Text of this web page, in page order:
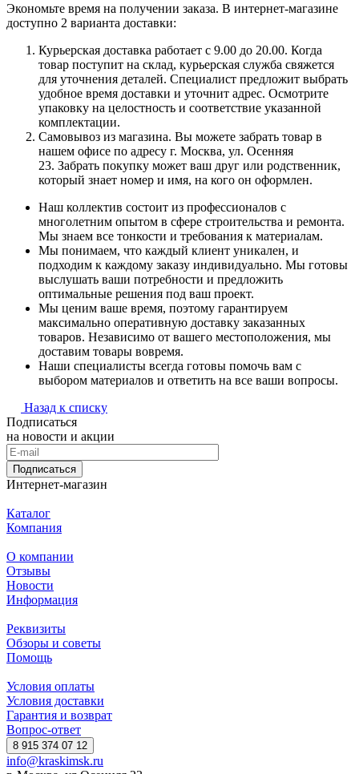
Экономьте время на получении заказа. В интернет-магазине
доступно 2 варианта доставки:
Курьерская доставка работает с 9.00 до 20.00. Когда
товар поступит на склад, курьерская служба свяжется
для уточнения деталей. Специалист предложит выбрать
удобное время доставки и уточнит адрес. Осмотрите
упаковку на целостность и соответствие указанной
комплектации.
Самовывоз из магазина. Вы можете забрать товар в
нашем офисе по адресу г. Москва, ул. Осенняя
23. Забрать покупку может ваш друг или родственник,
который знает номер и имя, на кого он оформлен.
Наш коллектив состоит из профессионалов с
многолетним опытом в сфере строительства и ремонта.
Мы знаем все тонкости и требования к материалам.
Мы понимаем, что каждый клиент уникален, и
подходим к каждому заказу индивидуально. Мы готовы
выслушать ваши потребности и предложить
оптимальные решения под ваш проект.
Мы ценим ваше время, поэтому гарантируем
максимально оперативную доставку заказанных
товаров. Независимо от вашего местоположения, мы
доставим товары вовремя.
Наши специалисты всегда готовы помочь вам с
выбором материалов и ответить на все ваши вопросы.
Назад к списку
Подписаться
на новости и акции
Подписаться
Интернет-магазин
Каталог
Компания
О компании
Отзывы
Новости
Информация
Реквизиты
Обзоры и советы
Помощь
Условия оплаты
Условия доставки
Гарантия и возврат
Вопрос-ответ
8 915 374 07 12
info@kraskimsk.ru